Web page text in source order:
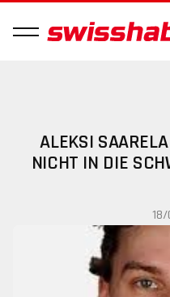
ALEKSI
NICHT IN DIE